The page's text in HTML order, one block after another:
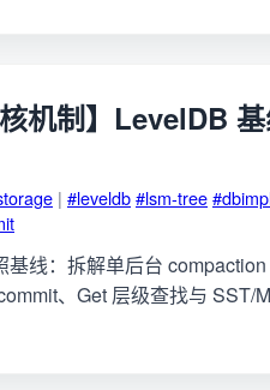
机制】LevelDB
| #leveldb#lsm-tree
线：拆解单后台
、Get 层级查找与